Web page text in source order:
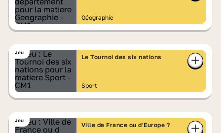
Géographie
Jeu
Le Tournoi des six nations
Sport
Jeu
Ville de France ou d'Europe ?